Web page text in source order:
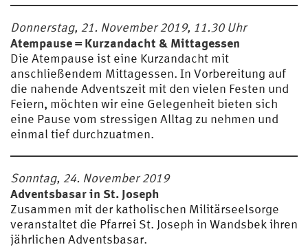
Donnerstag, 21. November 2019, 11.30 Uhr
Atempause = Kurzandacht & Mittagessen
Die Atempause ist eine Kurzandacht mit
anschließendem Mittagessen. In Vorbereitung auf
die nahende Adventszeit mit den vielen Festen und
Feiern, möchten wir eine Gelegenheit bieten sich
eine Pause vom stressigen Alltag zu nehmen und
einmal tief durchzuatmen.
Sonntag, 24. November 2019
Adventsbasar in St. Joseph
Zusammen mit der katholischen Militärseelsorge
veranstaltet die Pfarrei St. Joseph in Wandsbek ihren
jährlichen Adventsbasar.